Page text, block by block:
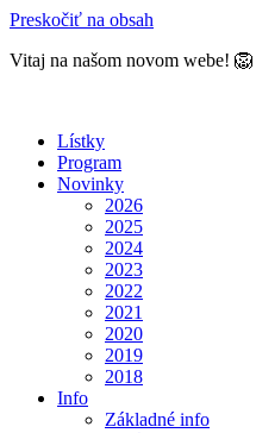
Preskočiť na obsah
Vitaj na našom novom webe! 🦁
Lístky
Program
Novinky
2026
2025
2024
2023
2022
2021
2020
2019
2018
Info
Základné info